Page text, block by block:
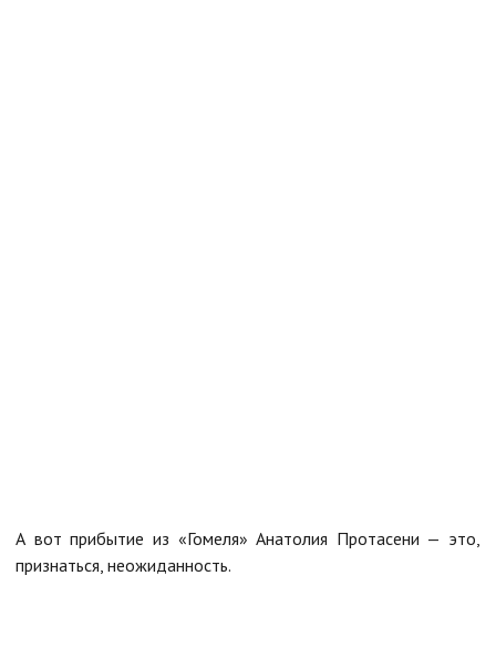
А вот прибытие из «Гомеля» Анатолия Протасени — это,
признаться, неожиданность.